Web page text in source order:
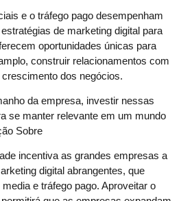
e o tráfego pago desempenham
de marketing digital para
oportunidades únicas para
construir relacionamentos com
dos negócios.
da empresa, investir nessas
se manter relevante em um mundo
Sobre
incentiva as grandes empresas a
digital abrangentes, que
e tráfego pago. Aproveitar o